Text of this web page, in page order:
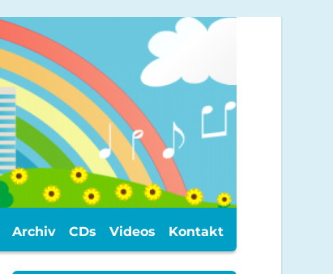
Archiv CDs Videos Kontakt